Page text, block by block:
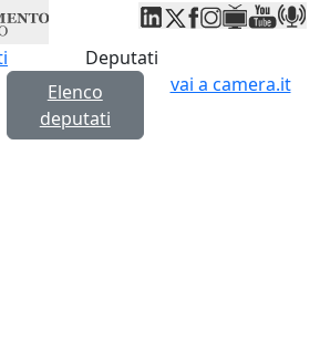
dei Deputati -
Deputati
principale
Elenco
deputati
vai a camera.it
pagine di servizio